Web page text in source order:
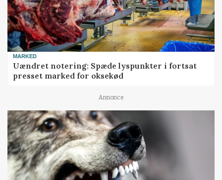
MARKED
Uændret notering: Spæde lyspunkter i fortsat
presset marked for oksekød
Annonce